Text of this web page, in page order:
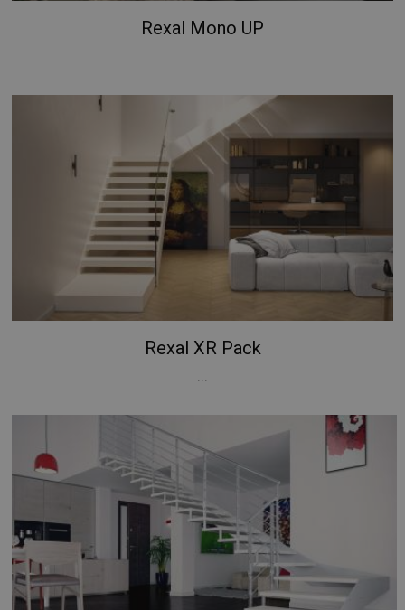
Rexal Mono UP
...
Rexal XR Pack
...